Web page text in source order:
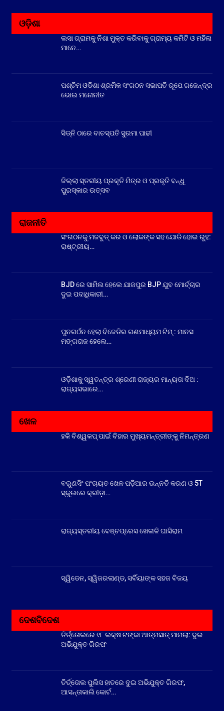
ଓଡ଼ିଶା
ଲସା ଗ୍ରାମକୁ ନିଶା ମୁକ୍ତ କରିବାକୁ ଗ୍ରାମ୍ୟ କମିଟି ଓ ମହିଳା
ମାନେ…
ପଶ୍ଚିମ ଓଡିଶା ଶ୍ରମିକ ସଂଗଠନ ସଭାପତି ରୂପେ ଗଜେନ୍ଦ୍ର
ଭୋଇ ମନୋନୀତ
ସିଡ୍‌ନି ଠାରେ ବାଚସ୍ପତି ସୁରମା ପାଢୀ
ଜିଲ୍ଲା ସ୍ତରୀୟ ପ୍ରକୃତି ମିତ୍ର ଓ ପ୍ରକୃତି ବନ୍ଧୁ
ପୁରସ୍କାର ଉତ୍ସବ
ରାଜନୀତି
ସଂଗଠନକୁ ମଜବୁତ୍ କର ଓ ଲୋକଙ୍କ ସହ ଯୋଡି ହୋଇ ରୁହ:
ରାଷ୍ଟ୍ରୀୟ…
BJD ରେ ସାମିଲ ହେଲେ ଯାଜପୁର BJP ଯୁବ ମୋର୍ଚ୍ଚାର
ଦୁଇ ପଦାଧିକାରୀ…
ପୁନଗର୍ଠନ ହେଲା ବିଜେଡିର ଗଣମାଧ୍ୟମ ଟିମ୍ : ମାନସ
ମଙ୍ଗରାଜ ହେଲେ…
ଓଡ଼ିଶାକୁ ସ୍ୱତନ୍ତ୍ର ଶ୍ରେଣୀ ରାଜ୍ୟର ମାନ୍ୟତା ଦିଅ :
ରାଜ୍ୟସଭାରେ…
ଖେଳ
ହକି ବିଶ୍ୱକପ୍ ପାଇଁ ବିହାର ମୁଖ୍ୟମନ୍ତ୍ରୀଙ୍କୁ ନିମନ୍ତ୍ରଣ
ବରୁଣସିଂ ପଂଚାୟତ ଖେଳ ପଡ଼ିଆର ଉନ୍ନତି କରଣ ଓ 5T
ସ୍କୁଲରେ କ୍ରୀଡ଼ା…
ରାଜ୍ୟସ୍ତରୀୟ ବେଞ୍ଚପ୍ରେସ ଖେଳାଳି ଘାସିରାମ
ସ୍ୱିଡେନ, ସ୍ୱିଜରଲାଣ୍ଡ, ସର୍ବିୟାଙ୍କ ସହଜ ବିଜୟ
ଦେଶବିଦେଶ
ତିର୍ତ୍ତୋଲରେ ୧୮ ଲକ୍ଷ ଟଙ୍କା ଆତ୍ମସାତ୍ ମାମଲା: ଦୁଇ
ଅଭିଯୁକ୍ତ ଗିରଫ
ତିର୍ତ୍ତୋଲ ପୁଲିସ ହାତରେ ଦୁଇ ଅଭିଯୁକ୍ତ ଗିରଫ,
ଆସନ୍ତାକାଲି କୋର୍ଟ…